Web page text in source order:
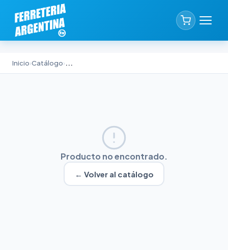
Inicio›Catálogo›...
Producto no encontrado.
← Volver al catálogo